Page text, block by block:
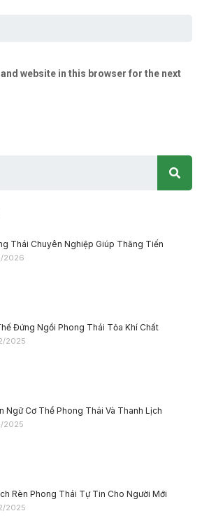
website in this browser for the next
Thái Chuyên Nghiệp Giúp Thăng Tiến
2026
Đứng Ngồi Phong Thái Tỏa Khí Chất
2025
Ngữ Cơ Thể Phong Thái Và Thanh Lịch
2025
Rèn Phong Thái Tự Tin Cho Người Mới
2025